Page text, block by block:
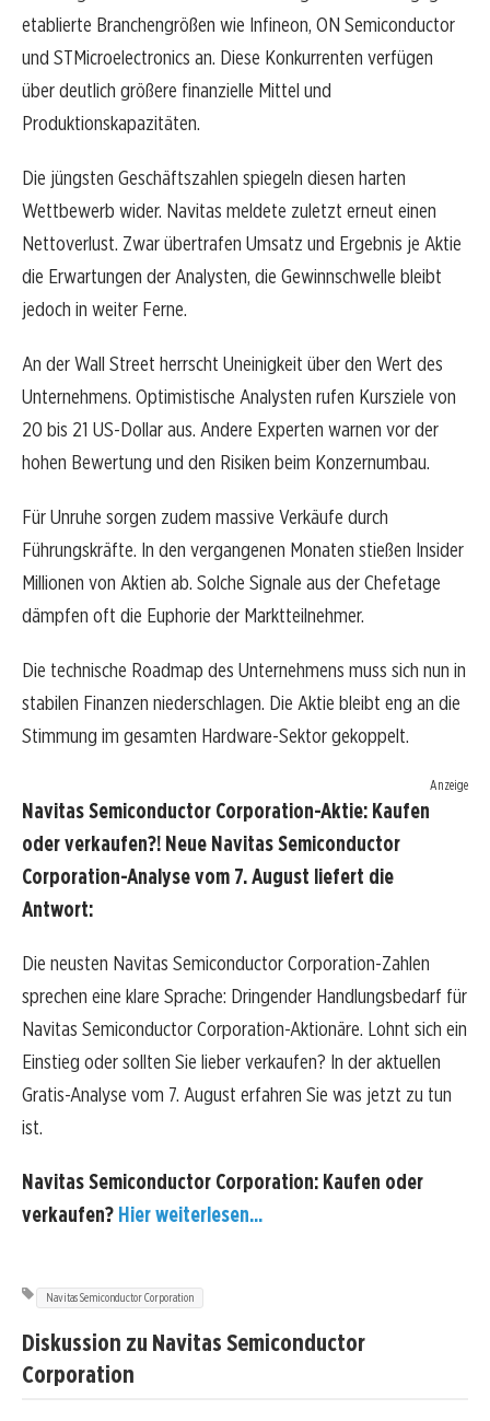
etablierte Branchengrößen wie Infineon, ON Semiconductor
und STMicroelectronics an. Diese Konkurrenten verfügen
über deutlich größere finanzielle Mittel und
Produktionskapazitäten.
Die jüngsten Geschäftszahlen spiegeln diesen harten
Wettbewerb wider. Navitas meldete zuletzt erneut einen
Nettoverlust. Zwar übertrafen Umsatz und Ergebnis je Aktie
die Erwartungen der Analysten, die Gewinnschwelle bleibt
jedoch in weiter Ferne.
An der Wall Street herrscht Uneinigkeit über den Wert des
Unternehmens. Optimistische Analysten rufen Kursziele von
20 bis 21 US-Dollar aus. Andere Experten warnen vor der
hohen Bewertung und den Risiken beim Konzernumbau.
Für Unruhe sorgen zudem massive Verkäufe durch
Führungskräfte. In den vergangenen Monaten stießen Insider
Millionen von Aktien ab. Solche Signale aus der Chefetage
dämpfen oft die Euphorie der Marktteilnehmer.
Die technische Roadmap des Unternehmens muss sich nun in
stabilen Finanzen niederschlagen. Die Aktie bleibt eng an die
Stimmung im gesamten Hardware-Sektor gekoppelt.
Anzeige
Navitas Semiconductor Corporation-Aktie: Kaufen
oder verkaufen?! Neue Navitas Semiconductor
Corporation-Analyse vom 7. August liefert die
Antwort:
Die neusten Navitas Semiconductor Corporation-Zahlen
sprechen eine klare Sprache: Dringender Handlungsbedarf für
Navitas Semiconductor Corporation-Aktionäre. Lohnt sich ein
Einstieg oder sollten Sie lieber verkaufen? In der aktuellen
Gratis-Analyse vom 7. August erfahren Sie was jetzt zu tun
ist.
Navitas Semiconductor Corporation: Kaufen oder
verkaufen? Hier weiterlesen...
Navitas Semiconductor Corporation
Diskussion zu Navitas Semiconductor
Corporation